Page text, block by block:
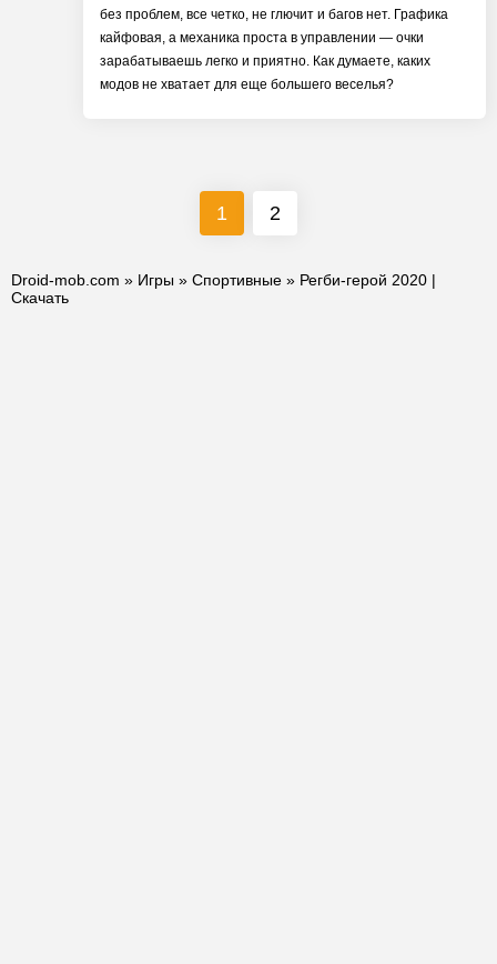
без проблем, все четко, не глючит и багов нет. Графика
кайфовая, а механика проста в управлении — очки
зарабатываешь легко и приятно. Как думаете, каких
модов не хватает для еще большего веселья?
1 2
Droid-mob.com » Игры » Спортивные » Регби-герой 2020 |
Скачать